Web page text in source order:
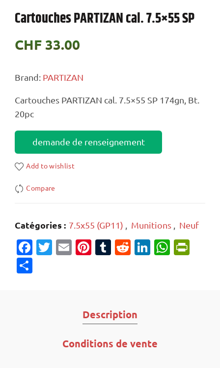
Cartouches PARTIZAN cal. 7.5×55 SP
CHF 33.00
Brand: PARTIZAN
Cartouches PARTIZAN cal. 7.5×55 SP 174gn, Bt.
20pc
demande de renseignement
Add to wishlist
Compare
Catégories : 7.5x55 (GP11) Munitions Neuf
Facebook
Twitter
EmailPinterest
Tumblr
Reddit
LinkedIn
Description
Conditions de vente